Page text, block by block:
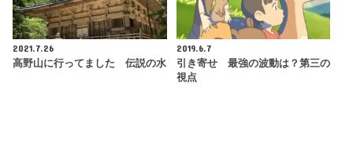
2021.7.26
高野山に行ってました 伝説の水
2019.6.7
引き寄せ 最強の波動は？第三の
視点